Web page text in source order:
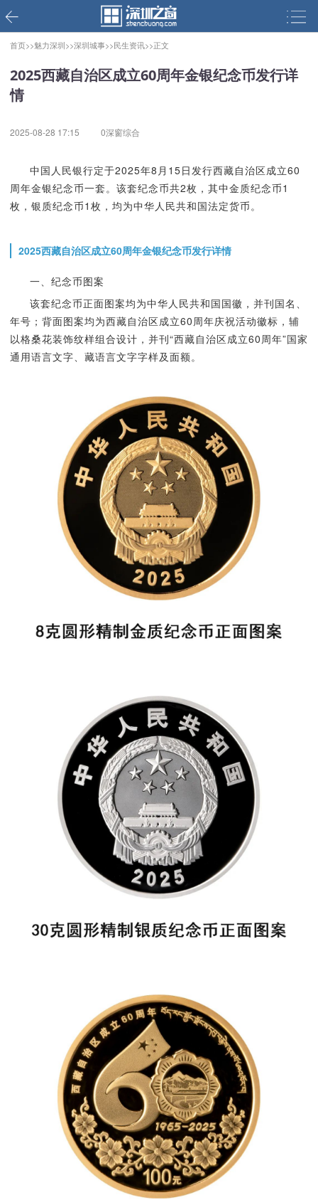
首页>>魅力深圳>>深圳城事>>民生资讯>>正文
2025西藏自治区成立60周年金银纪念币发行详
情
2025-08-28 17:15 0深窗综合
中国人民银行定于2025年8月15日发行西藏自治区成立60
周年金银纪念币一套。该套纪念币共2枚，其中金质纪念币1
枚，银质纪念币1枚，均为中华人民共和国法定货币。
2025西藏自治区成立60周年金银纪念币发行详情
一、纪念币图案
该套纪念币正面图案均为中华人民共和国国徽，并刊国名、
年号；背面图案均为西藏自治区成立60周年庆祝活动徽标，辅
以格桑花装饰纹样组合设计，并刊“西藏自治区成立60周年”国家
通用语言文字、藏语言文字字样及面额。